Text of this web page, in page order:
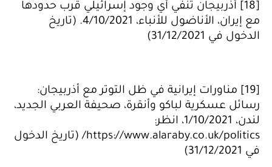
[18] أذربيجان تنفي أي وجود إسرائيلي قرب حدودها
مع إيران، الأناضول للأنباء، 4/10/2021. (تاريخ
الدخول في 31/12/2021)
[19] مناورات إيرانية في ظل التوتر مع أذربيجان:
رسائل عسكرية لباكو وأنقرة، صحيفة العربي الجديد،
لندن، 1/10/2021، انظر:
https://www.alaraby.co.uk/politics/ (تاريخ الدخول
في 31/12/2021)